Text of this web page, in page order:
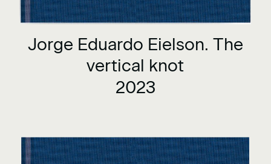
Jorge Eduardo Eielson. The
vertical knot
2023